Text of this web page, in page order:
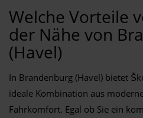
Welche Vorteile
der Nähe von
(Havel)
In Brandenburg (Havel) bietet
ideale Kombination aus
Fahrkomfort. Egal ob Sie ein